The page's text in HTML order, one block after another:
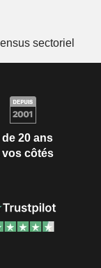
sectoriel
de 20 ans
vos côtés